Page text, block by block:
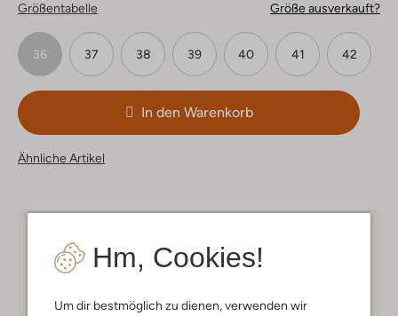
Hm, Cookies!
Um dir bestmöglich zu dienen, verwenden wir
Größentabelle Größe ausverkauft?
36 37 38 39 40 41 42
In den Warenkorb
Ähnliche Artikel
Kostenloser Versand
Mitglieder in Deutschland